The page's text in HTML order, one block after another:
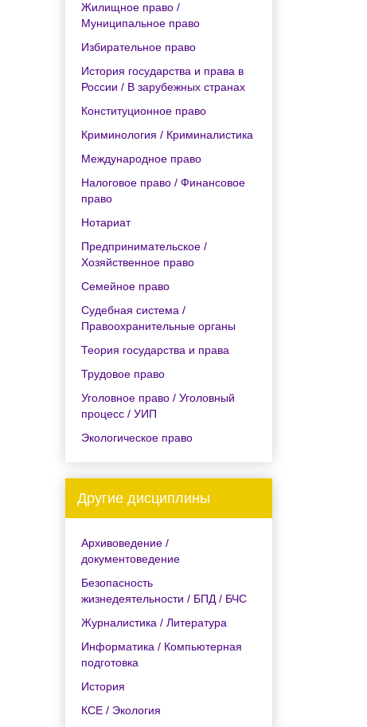
Жилищное право /
Муниципальное право
Избирательное право
История государства и права в
России / В зарубежных странах
Конституционное право
Криминология / Криминалистика
Международное право
Налоговое право / Финансовое
право
Нотариат
Предпринимательское /
Хозяйственное право
Семейное право
Судебная система /
Правоохранительные органы
Теория государства и права
Трудовое право
Уголовное право / Уголовный
процесс / УИП
Экологическое право
Другие дисциплины
Архивоведение /
документоведение
Безопасность
жизнедеятельности / БПД / БЧС
Журналистика / Литература
Информатика / Компьютерная
подготовка
История
КСЕ / Экология